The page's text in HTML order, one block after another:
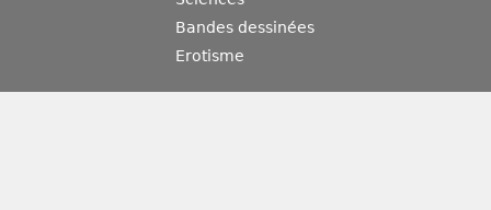
Bandes dessinées
Erotisme